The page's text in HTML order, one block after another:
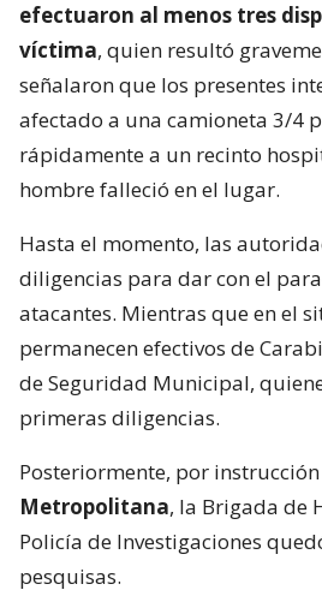
efectuaron al menos tres
víctima, quien resultó
señalaron que los presentes
afectado a una camioneta 3/4
rápidamente a un recinto
hombre falleció en el lugar.
Hasta el momento, las
diligencias para dar con el
atacantes. Mientras que en el
permanecen efectivos de
de Seguridad Municipal,
primeras diligencias.
Posteriormente, por
Metropolitana, la Brigada de
Policía de Investigaciones
pesquisas.